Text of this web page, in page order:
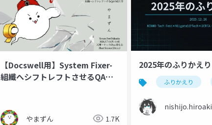
jasst
【Docswell用】System Fixer-
組纖へシフトレフトさせるQAの
やまずん 1.7K
2025年のふりかえり
ふりかえり
nishijo.hiroaki